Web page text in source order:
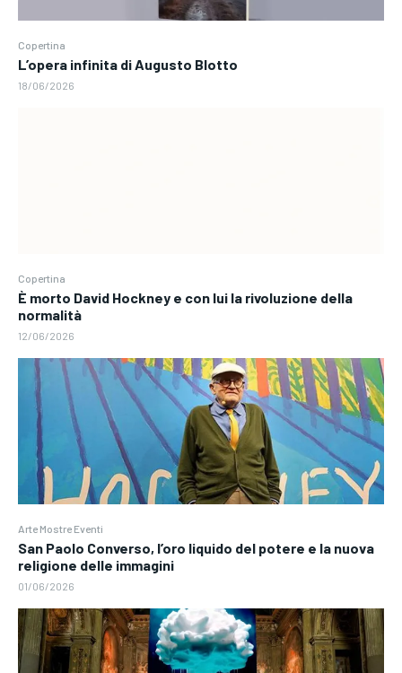
Copertina
L’opera infinita di Augusto Blotto
18/06/2026
Copertina
È morto David Hockney e con lui la rivoluzione della
normalità
12/06/2026
Arte Mostre Eventi
San Paolo Converso, l’oro liquido del potere e la nuova
religione delle immagini
01/06/2026